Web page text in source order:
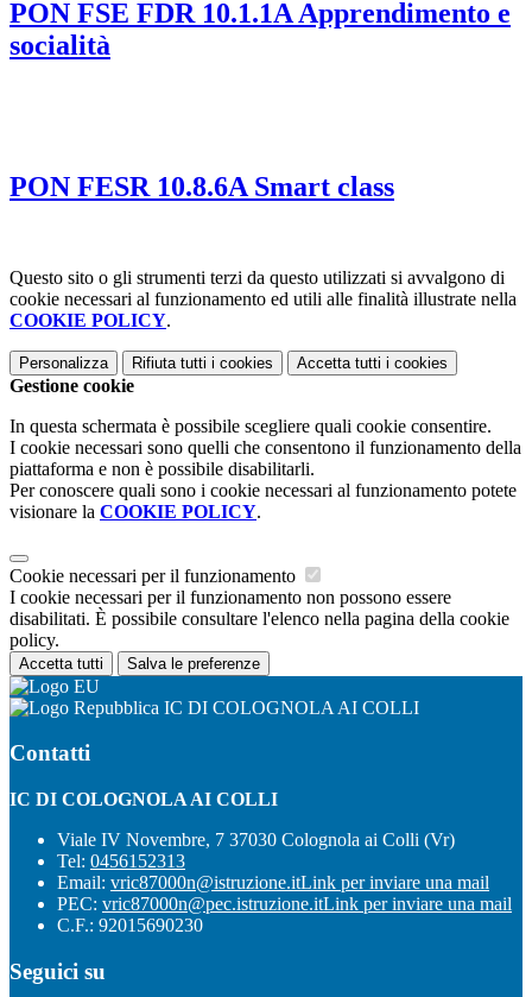
PON FSE FDR 10.1.1A Apprendimento e
socialità
PON FESR 10.8.6A Smart class
Questo sito o gli strumenti terzi da questo utilizzati si avvalgono di
cookie necessari al funzionamento ed utili alle finalità illustrate nella
COOKIE POLICY.
Personalizza Rifiuta tutti i cookies Accetta tutti i cookies
Gestione cookie
In questa schermata è possibile scegliere quali cookie consentire.
I cookie necessari sono quelli che consentono il funzionamento della
piattaforma e non è possibile disabilitarli.
Per conoscere quali sono i cookie necessari al funzionamento potete
visionare la COOKIE POLICY.
Cookie necessari per il funzionamento
I cookie necessari per il funzionamento non possono essere
disabilitati. È possibile consultare l'elenco nella pagina della cookie
policy.
Accetta tutti Salva le preferenze
IC DI COLOGNOLA AI COLLI
Contatti
IC DI COLOGNOLA AI COLLI
Viale IV Novembre, 7 37030 Colognola ai Colli (Vr)
Tel: 0456152313
Email: vric87000n@istruzione.itLink per inviare una mail
PEC: vric87000n@pec.istruzione.itLink per inviare una mail
C.F.: 92015690230
Seguici su